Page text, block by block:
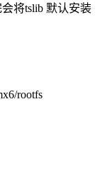
将tslib 默认安装
rootfs